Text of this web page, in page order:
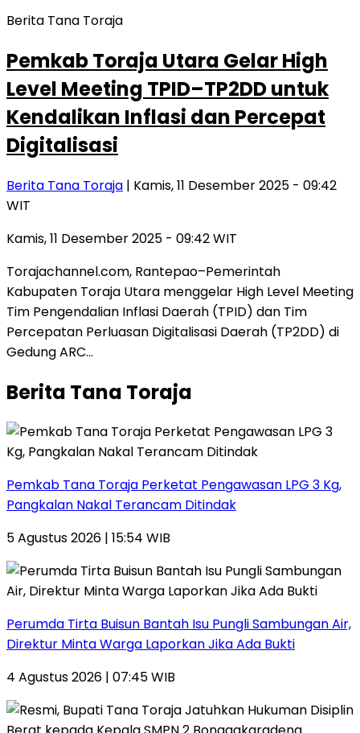
Berita Tana Toraja
Pemkab Toraja Utara Gelar High
Level Meeting TPID–TP2DD untuk
Kendalikan Inflasi dan Percepat
Digitalisasi
Berita Tana Toraja | Kamis, 11 Desember 2025 - 09:42
WIT
Kamis, 11 Desember 2025 - 09:42 WIT
Torajachannel.com, Rantepao–Pemerintah
Kabupaten Toraja Utara menggelar High Level Meeting
Tim Pengendalian Inflasi Daerah (TPID) dan Tim
Percepatan Perluasan Digitalisasi Daerah (TP2DD) di
Gedung ARC…
Berita Tana Toraja
Pemkab Tana Toraja Perketat Pengawasan LPG 3 Kg,
Pangkalan Nakal Terancam Ditindak
5 Agustus 2026 | 15:54 WIB
Perumda Tirta Buisun Bantah Isu Pungli Sambungan Air,
Direktur Minta Warga Laporkan Jika Ada Bukti
4 Agustus 2026 | 07:45 WIB